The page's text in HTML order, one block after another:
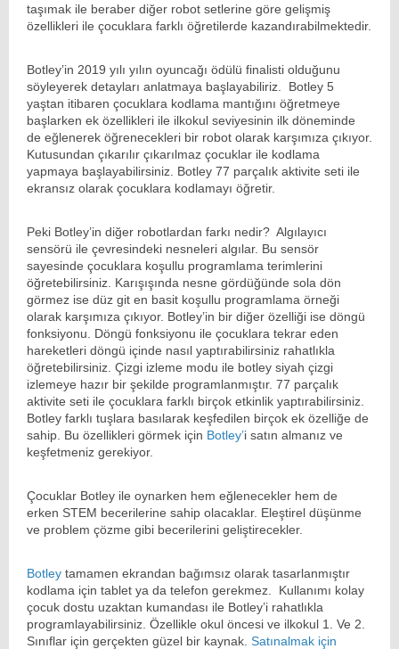
taşımak ile beraber diğer robot setlerine göre gelişmiş
özellikleri ile çocuklara farklı öğretilerde kazandırabilmektedir.
Botley’in 2019 yılı yılın oyuncağı ödülü finalisti olduğunu
söyleyerek detayları anlatmaya başlayabiliriz. Botley 5
yaştan itibaren çocuklara kodlama mantığını öğretmeye
başlarken ek özellikleri ile ilkokul seviyesinin ilk döneminde
de eğlenerek öğrenecekleri bir robot olarak karşımıza çıkıyor.
Kutusundan çıkarılır çıkarılmaz çocuklar ile kodlama
yapmaya başlayabilirsiniz. Botley 77 parçalık aktivite seti ile
ekransız olarak çocuklara kodlamayı öğretir.
Peki Botley’in diğer robotlardan farkı nedir? Algılayıcı
sensörü ile çevresindeki nesneleri algılar. Bu sensör
sayesinde çocuklara koşullu programlama terimlerini
öğretebilirsiniz. Karışışında nesne gördüğünde sola dön
görmez ise düz git en basit koşullu programlama örneği
olarak karşımıza çıkıyor. Botley’in bir diğer özelliği ise döngü
fonksiyonu. Döngü fonksiyonu ile çocuklara tekrar eden
hareketleri döngü içinde nasıl yaptırabilirsiniz rahatlıkla
öğretebilirsiniz. Çizgi izleme modu ile botley siyah çizgi
izlemeye hazır bir şekilde programlanmıştır. 77 parçalık
aktivite seti ile çocuklara farklı birçok etkinlik yaptırabilirsiniz.
Botley farklı tuşlara basılarak keşfedilen birçok ek özelliğe de
sahip. Bu özellikleri görmek için Botley’i satın almanız ve
keşfetmeniz gerekiyor.
Çocuklar Botley ile oynarken hem eğlenecekler hem de
erken STEM becerilerine sahip olacaklar. Eleştirel düşünme
ve problem çözme gibi becerilerini geliştirecekler.
Botley tamamen ekrandan bağımsız olarak tasarlanmıştır
kodlama için tablet ya da telefon gerekmez. Kullanımı kolay
çocuk dostu uzaktan kumandası ile Botley’i rahatlıkla
programlayabilirsiniz. Özellikle okul öncesi ve ilkokul 1. Ve 2.
Sınıflar için gerçekten güzel bir kaynak. Satınalmak için